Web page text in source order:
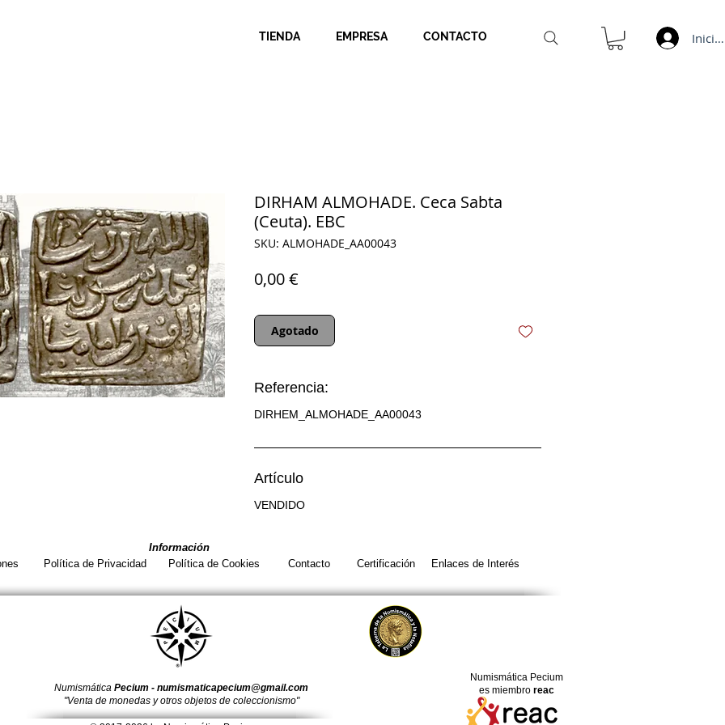
TIENDA EMPRESA CONTACTO
DIRHAM ALMOHADE. Ceca Sabta
(Ceuta). EBC
SKU: ALMOHADE_AA00043
0,00 €
Agotado
Referencia:
DIRHEM_ALMOHADE_AA00043
Artículo
VENDIDO
Información
Política de Privacidad Política de Cookies Contacto Certificación Enlaces de Interés
Numismática Pecium - numismaticapecium@gmail.com
"Venta de monedas y otros objetos de coleccionismo"
Numismática Pecium
es miembro reac